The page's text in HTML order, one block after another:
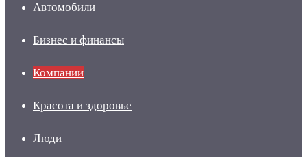
Автомобили
Бизнес и финансы
Компании
Красота и здоровье
Люди